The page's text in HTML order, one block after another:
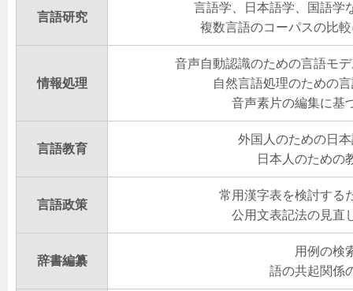
言語研究
言語学、日本語学、国語学
複数言語のコーパスの比
情報処理
音声自動認識のための言語モ
自然言語処理のための
音声素片の編集に基
言語教育
外国人のための日
日本人のための
言語政策
常用漢字表を検討する
公用文表記法の見直
辞書編纂
用例の検
語の共起関係